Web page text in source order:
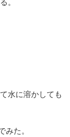
。
水に溶かしても
みた。